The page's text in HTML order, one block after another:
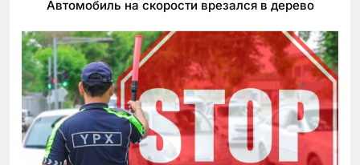
Автомобиль на скорости врезался в дерево